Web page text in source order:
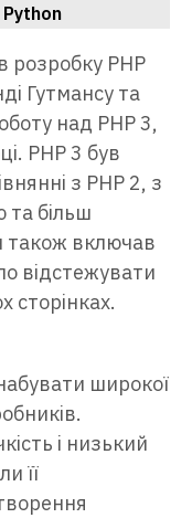
розробку PHP
Гутмансу та
над PHP 3,
PHP 3 був
з PHP 2, з
більш
також включав
відстежувати
сторінках.
широкої
і низький
її